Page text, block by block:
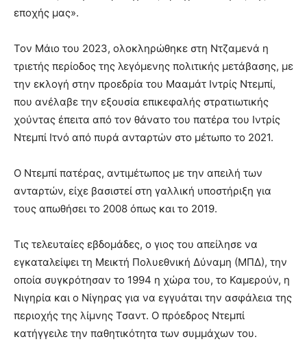
εποχής μας».
Τον Μάιο του 2023, ολοκληρώθηκε στη Ντζαμενά η
τριετής περίοδος της λεγόμενης πολιτικής μετάβασης, με
την εκλογή στην προεδρία του Μααμάτ Ιντρίς Ντεμπί,
που ανέλαβε την εξουσία επικεφαλής στρατιωτικής
χούντας έπειτα από τον θάνατο του πατέρα του Ιντρίς
Ντεμπί Ιτνό από πυρά ανταρτών στο μέτωπο το 2021.
Ο Ντεμπί πατέρας, αντιμέτωπος με την απειλή των
ανταρτών, είχε βασιστεί στη γαλλική υποστήριξη για
τους απωθήσει το 2008 όπως και το 2019.
Τις τελευταίες εβδομάδες, ο γιος του απείλησε να
εγκαταλείψει τη Μεικτή Πολυεθνική Δύναμη (ΜΠΔ), την
οποία συγκρότησαν το 1994 η χώρα του, το Καμερούν, η
Νιγηρία και ο Νίγηρας για να εγγυάται την ασφάλεια της
περιοχής της λίμνης Τσαντ. Ο πρόεδρος Ντεμπί
κατήγγειλε την παθητικότητα των συμμάχων του.